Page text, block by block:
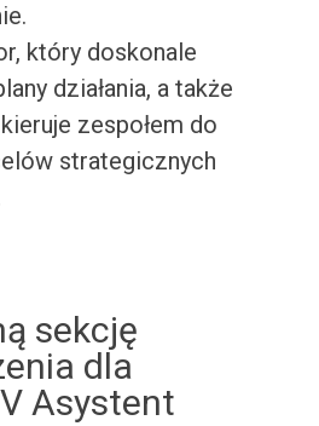
który doskonale
działania, a także
zespołem do
strategicznych
sekcję
dla
Asystent